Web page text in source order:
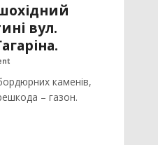
вул.
каменів,
– газон.